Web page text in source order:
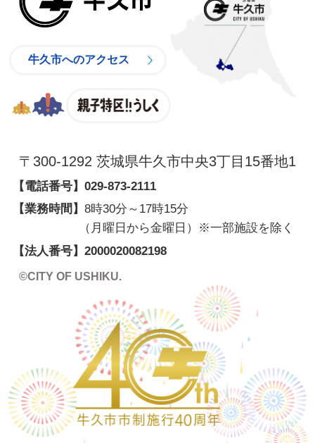
牛久市へのアクセス
〒300-1292 茨城県牛久市中央3丁目15番地1
【電話番号】 029-873-2111
【業務時間】 8時30分～17時15分
（月曜日から金曜日）※一部施設を除く
【法人番号】 2000020082198
©CITY OF USHIKU.